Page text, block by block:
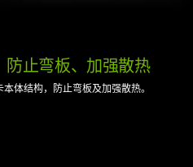
防止弯板、加强散热
体结构，防止弯板及加强散热。